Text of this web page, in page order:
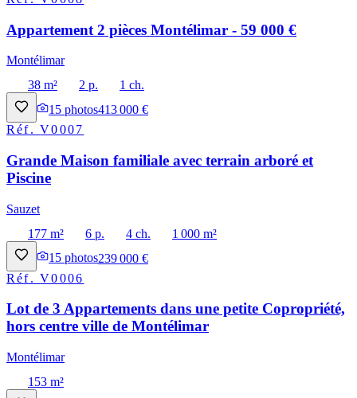
Appartement 2 pièces Montélimar - 59 000 €
Montélimar
38 m²
2 p.
1 ch.
15 photos413 000 €
Réf.V0007
Grande Maison familiale avec terrain arboré et
Piscine
Sauzet
177 m²
6 p. 4 ch.
1 000 m²
15 photos239 000 €
Réf.V0006
Lot de 3 Appartements dans une petite Copropriété,
hors centre ville de Montélimar
Montélimar
153 m²